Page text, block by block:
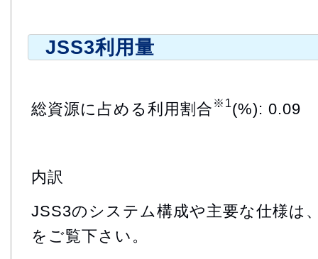
JSS3利用量
総資源に占める利用割合 ※1(%): 0.09
内訳
JSS3のシステム構成や主要な仕様は
をご覧下さい。